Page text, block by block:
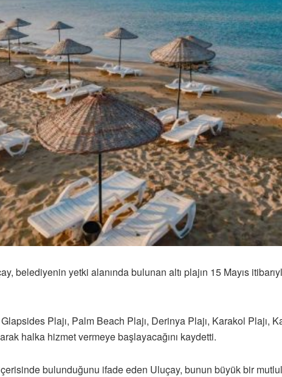
belediyenin yetki alanında bulunan altı plajın 15 Mayıs
Plajı, Palm Beach Plajı, Derinya Plajı, Karakol Plajı,
halka hizmet vermeye başlayacağını kaydetti.
bulunduğunu ifade eden Uluçay, bunun büyük bir